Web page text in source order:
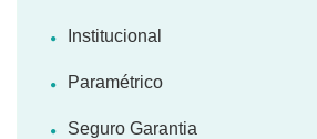
Institucional
Paramétrico
Seguro Garantia